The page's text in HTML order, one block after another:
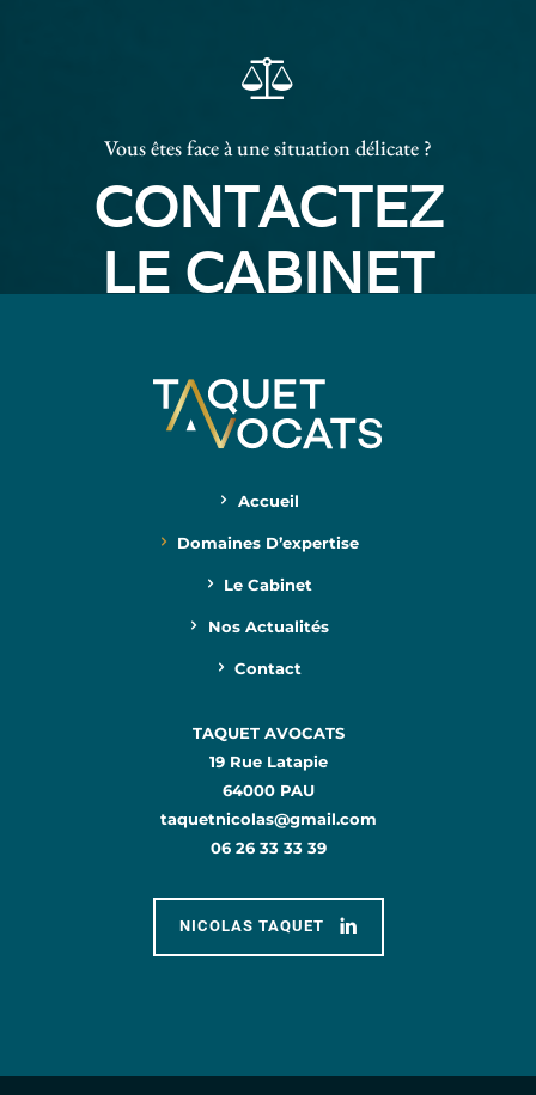
Vous êtes face à une situation délicate ?
CONTACTEZ
LE CABINET
Accueil
Domaines D’expertise
Le Cabinet
Nos Actualités
Contact
TAQUET AVOCATS
19 Rue Latapie
64000 PAU
taquetnicolas@gmail.com
06 26 33 33 39
NICOLAS TAQUET